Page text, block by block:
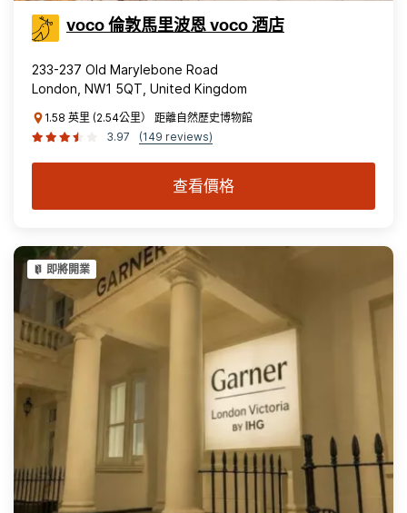
voco 倫敦馬里波恩 voco 酒店
233-237 Old Marylebone Road
London, NW1 5QT, United Kingdom
1.58 英里 (2.54公里） 距離自然歷史博物館
3.97
(149 reviews)
查看價格
即將開業